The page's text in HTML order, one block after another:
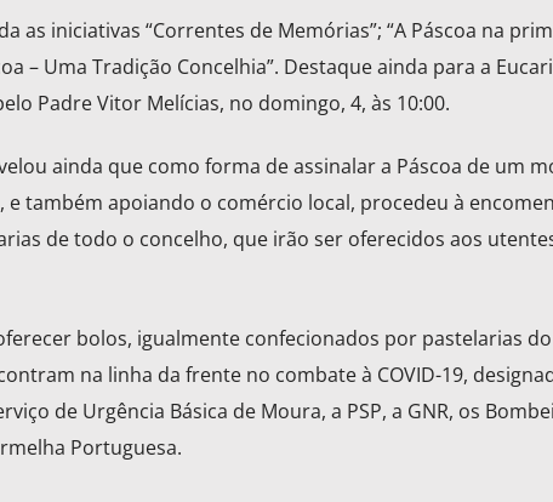
as iniciativas “Correntes de Memórias”; “A Páscoa na
– Uma Tradição Concelhia”. Destaque ainda para a
Padre Vitor Melícias, no domingo, 4, às 10:00.
ainda que como forma de assinalar a Páscoa de um
também apoiando o comércio local, procedeu à
de todo o concelho, que irão ser oferecidos aos
bolos, igualmente confecionados por pastelarias do
na linha da frente no combate à COVID-19,
de Urgência Básica de Moura, a PSP, a GNR, os
Portuguesa.